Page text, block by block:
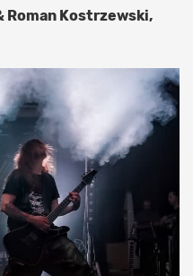
Roman Kostrzewski,